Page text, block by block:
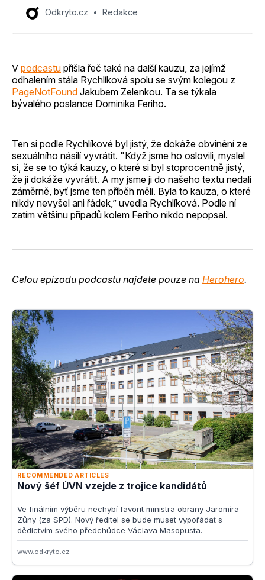
cestu do vedení hokeje majiteli Pardubic Petru
Dědkovi.
Odkryto.cz Redakce
V podcastu přišla řeč také na další kauzu, za jejímž
odhalením stála Rychlíková spolu se svým kolegou z
PageNotFound Jakubem Zelenkou. Ta se týkala
bývalého poslance Dominika Feriho.
Ten si podle Rychlíkové byl jistý, že dokáže obvinění ze
sexuálního násilí vyvrátit. "Když jsme ho oslovili, myslel
si, že se to týká kauzy, o které si byl stoprocentně jistý,
že ji dokáže vyvrátit. A my jsme ji do našeho textu nedali
záměrně, byť jsme ten příběh měli. Byla to kauza, o které
nikdy nevyšel ani řádek,” uvedla Rychlíková. Podle ní
zatím většinu případů kolem Feriho nikdo nepopsal.
Celou epizodu podcastu najdete pouze na Herohero.